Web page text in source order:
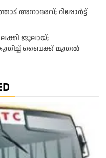
അനാദരവ്; റിപ്പോർട്ട്
ജൂലായ്;
ബൈക്ക് മുതൽ